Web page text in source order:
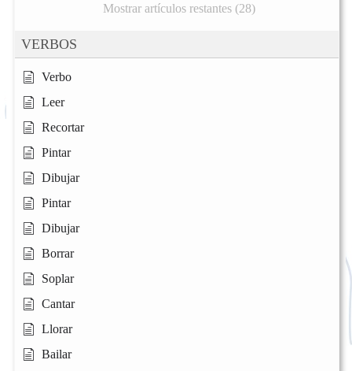
Mostrar artículos restantes (28)
VERBOS
Verbo
Leer
Recortar
Pintar
Dibujar
Pintar
Dibujar
Borrar
Soplar
Cantar
Llorar
Bailar